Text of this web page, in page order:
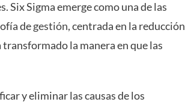
Six Sigma emerge como una de las
degestión, centrada en la reducción
la manera en que las
y eliminar las causas de los